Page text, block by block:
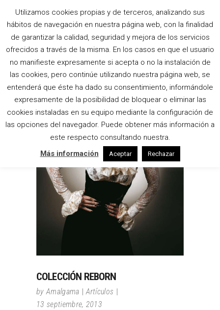
PELUQUERA TAG
COLECCIÓN REBORN
byAmalgama
Artículos
13 septiembre, 2013
Utilizamos cookies propias y de terceros, analizando sus
hábitos de navegación en nuestra página web, con la finalidad
de garantizar la calidad, seguridad y mejora de los servicios
ofrecidos a través de la misma. En los casos en que el usuario
no manifieste expresamente si acepta o no la instalación de
las cookies, pero continúe utilizando nuestra página web, se
entenderá que éste ha dado su consentimiento, informándole
expresamente de la posibilidad de bloquear o eliminar las
cookies instaladas en su equipo mediante la configuración de
las opciones del navegador. Puede obtener más información a
este respecto consultando nuestra.
Más información
Aceptar Rechazar